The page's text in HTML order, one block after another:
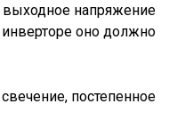
выходное напряжение
оно должно
постепенное